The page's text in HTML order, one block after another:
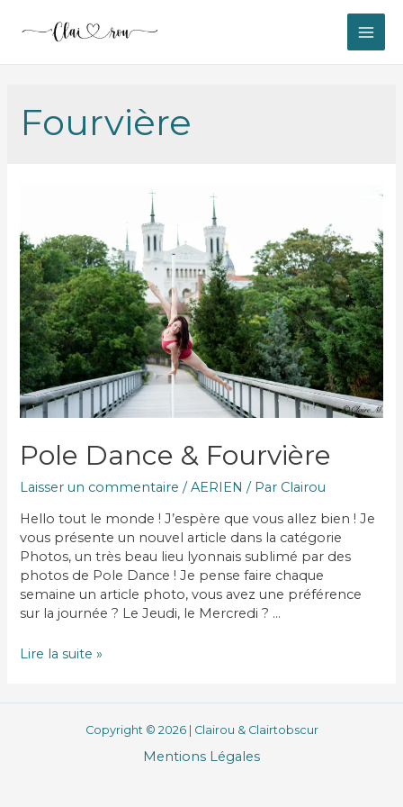
Fourvière
Pole Dance & Fourvière
Laisser un commentaire /AERIEN / Par Clairou
Hello tout le monde ! J’espère que vous allez bien ! Je
vous présente un nouvel article dans la catégorie
Photos, un très beau lieu lyonnais sublimé par des
photos de Pole Dance ! Je pense faire chaque
semaine un article photo, vous avez une préférence
sur la journée ? Le Jeudi, le Mercredi ? …
Pole
Lire la suite »
Copyright © 2026 | Clairou & Clairtobscur
Mentions Légales